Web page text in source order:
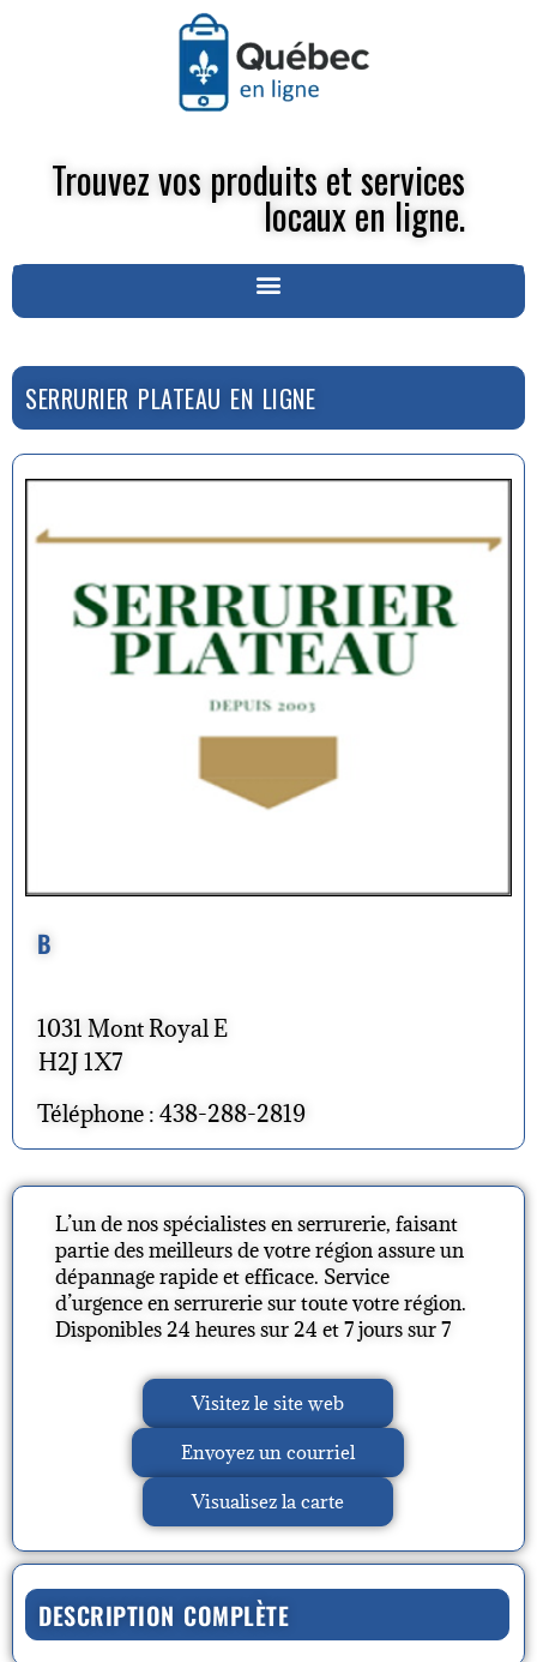
Trouvez vos produits et services
locaux en ligne.
SERRURIER PLATEAU EN LIGNE
B
1031 Mont Royal E
H2J 1X7
Téléphone : 438-288-2819
L’un de nos spécialistes en serrurerie, faisant
partie des meilleurs de votre région assure un
dépannage rapide et efficace. Service
d’urgence en serrurerie sur toute votre région.
Disponibles 24 heures sur 24 et 7 jours sur 7
Visitez le site web
Envoyez un courriel
Visualisez la carte
DESCRIPTION COMPLÈTE